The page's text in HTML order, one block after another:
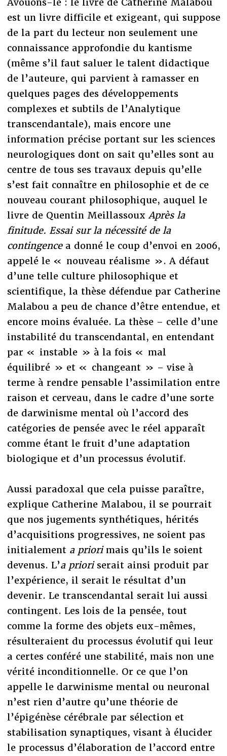
est un livre difficile et exigeant, qui suppose
de la part du lecteur non seulement une
connaissance approfondie du kantisme
(même s’il faut saluer le talent didactique
de l’auteure, qui parvient à ramasser en
quelques pages des développements
complexes et subtils de l’Analytique
transcendantale), mais encore une
information précise portant sur les sciences
neurologiques dont on sait qu’elles sont au
centre de tous ses travaux depuis qu’elle
s’est fait connaître en philosophie et de ce
nouveau courant philosophique, auquel le
livre de Quentin Meillassoux Après la
finitude. Essai sur la nécessité de la
contingencea donné le coup d’envoi en 2006,
appelé le « nouveau réalisme ». A défaut
d’une telle culture philosophique et
scientifique, la thèse défendue par Catherine
Malabou a peu de chance d’être entendue, et
encore moins évaluée. La thèse – celle d’une
instabilité du transcendantal, en entendant
par « instable » à la fois « mal
équilibré » et « changeant » – vise à
terme à rendre pensable l’assimilation entre
raison et cerveau, dans le cadre d’une sorte
de darwinisme mental où l’accord des
catégories de pensée avec le réel apparaît
comme étant le fruit d’une adaptation
biologique et d’un processus évolutif.
Aussi paradoxal que cela puisse paraître,
explique Catherine Malabou, il se pourrait
que nos jugements synthétiques, hérités
d’acquisitions progressives, ne soient pas
initialement a priori mais qu’ils le soient
devenus. L’a priori serait ainsi produit par
l’expérience, il serait le résultat d’un
devenir. Le transcendantal serait lui aussi
contingent. Les lois de la pensée, tout
comme la forme des objets eux-mêmes,
résulteraient du processus évolutif qui leur
a certes conféré une stabilité, mais non une
vérité inconditionnelle. Or ce que l’on
appelle le darwinisme mental ou neuronal
n’est rien d’autre qu’une théorie de
l’épigénèse cérébrale par sélection et
stabilisation synaptiques, visant à élucider
le processus d’élaboration de l’accord entre